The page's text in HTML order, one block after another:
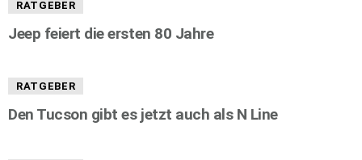
RATGEBER
Jeep feiert die ersten 80 Jahre
RATGEBER
Den Tucson gibt es jetzt auch als N Line